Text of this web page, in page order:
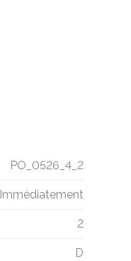
PO_0526_4_2
Immédiatement
2
D